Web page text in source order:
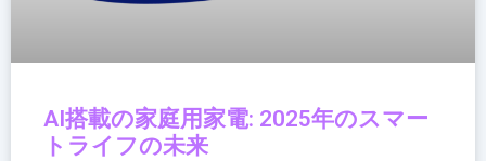
AI搭載の家庭用家電: 2025年のスマー
トライフの未来